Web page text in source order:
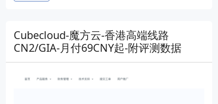
Cubecloud-魔方云-香港高端线路
CN2/GIA-月付69CNY起-附评测数据